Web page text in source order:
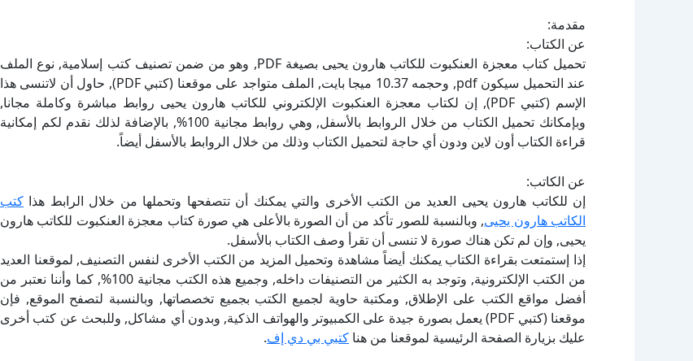
مقدمة:
عن الكتاب:
تحميل كتاب معجزة العنكبوت للكاتب هارون يحيى بصيغة PDF, وهو من ضمن تصنيف كتب إسلامية, نوع الملف
عند التحميل سيكون pdf, وحجمه 10.37 ميجا بايت, الملف متواجد على موقعنا (كتبي PDF), حاول أن لاتنسى هذا
الإسم (كتبي PDF), إن لكتاب معجزة العنكبوت الإلكتروني للكاتب هارون يحيى روابط مباشرة وكاملة مجانا,
وبإمكانك تحميل الكتاب من خلال الروابط بالأسفل, وهي روابط مجانية 100%, بالإضافة لذلك نقدم لكم إمكانية
قراءة الكتاب أون لاين ودون أي حاجة لتحميل الكتاب وذلك من خلال الروابط بالأسفل أيضاً.
عن الكاتب:
إن للكاتب هارون يحيى العديد من الكتب الأخرى والتي يمكنك أن تتصفحها وتحملها من خلال الرابط هذا كتب
الكاتب هارون يحيى, وبالنسبة للصور تأكد من أن الصورة بالأعلى هي صورة كتاب معجزة العنكبوت للكاتب هارون
يحيى, وإن لم تكن هناك صورة لا تنسى أن تقرأ وصف الكتاب بالأسفل.
إذا إستمتعت بقراءة الكتاب يمكنك أيضاً مشاهدة وتحميل المزيد من الكتب الأخرى لنفس التصنيف, لموقعنا العديد
من الكتب الإلكترونية, وتوجد به الكثير من التصنيفات داخله, وجميع هذه الكتب مجانية 100%, كما وأننا نعتبر من
أفضل مواقع الكتب على الإطلاق, ومكتبة حاوية لجميع الكتب بجميع تخصصاتها, وبالنسبة لتصفح الموقع, فإن
موقعنا (كتبي PDF) يعمل بصورة جيدة على الكمبيوتر والهواتف الذكية, وبدون أي مشاكل, وللبحث عن كتب أخرى
عليك بزيارة الصفحة الرئيسية لموقعنا من هنا كتبي بي دي إف.